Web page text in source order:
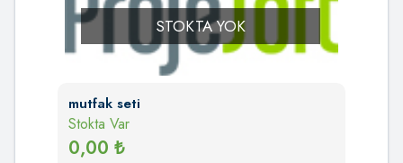
STOKTA YOK
mutfak seti
Stokta Var
0,00 ₺